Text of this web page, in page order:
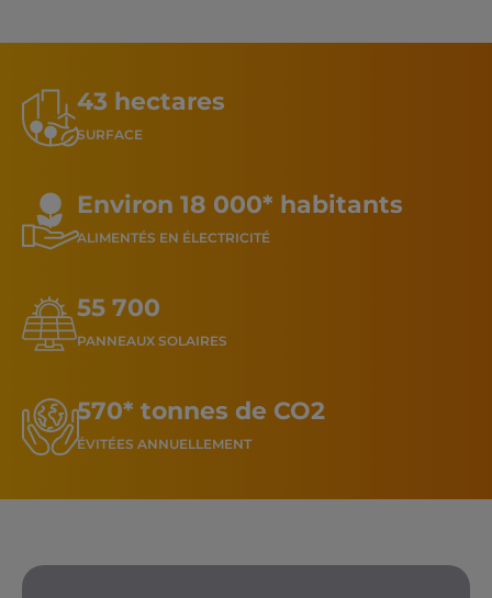
43 hectares
SURFACE
Environ 18 000* habitants
ALIMENTÉS EN ÉLECTRICITÉ
55 700
PANNEAUX SOLAIRES
570* tonnes de CO2
ÉVITÉES ANNUELLEMENT